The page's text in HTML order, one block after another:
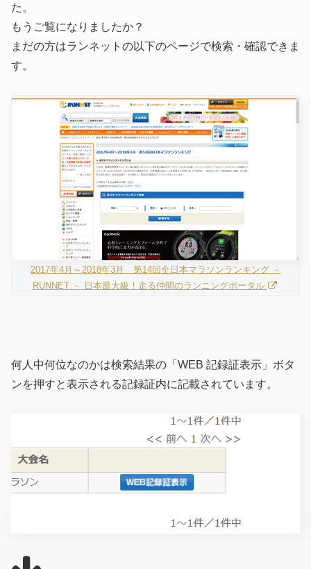
た。
もうご覧になりましたか？
まだの方はランネットの以下のページで検索・確認できま
す。
2017年4月～2018年3月 第14回全日本マラソンランキング －
RUNNET － 日本最大級！走る仲間のランニングポータル
何人中何位なのかは検索結果の「WEB 記録証表示」ボタ
ンを押すと表示される記録証内に記載されています。